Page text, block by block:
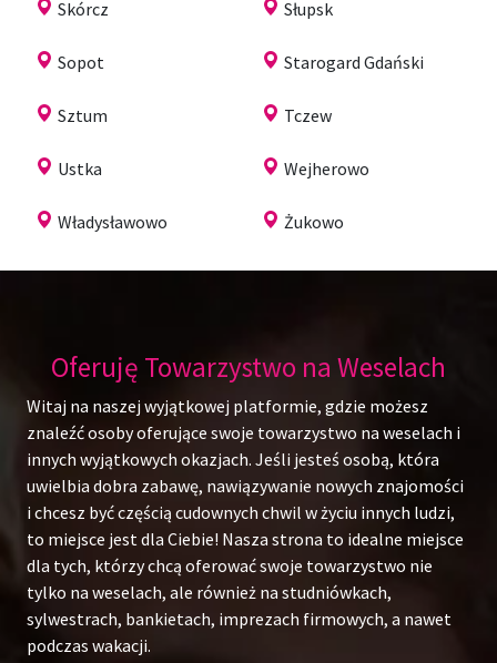
Skórcz Słupsk
Sopot Starogard Gdański
Sztum Tczew
Ustka Wejherowo
Władysławowo Żukowo
Oferuję Towarzystwo na Weselach
Witaj na naszej wyjątkowej platformie, gdzie możesz
znaleźć osoby oferujące swoje towarzystwo na weselach i
innych wyjątkowych okazjach. Jeśli jesteś osobą, która
uwielbia dobra zabawę, nawiązywanie nowych znajomości
i chcesz być częścią cudownych chwil w życiu innych ludzi,
to miejsce jest dla Ciebie! Nasza strona to idealne miejsce
dla tych, którzy chcą oferować swoje towarzystwo nie
tylko na weselach, ale również na studniówkach,
sylwestrach, bankietach, imprezach firmowych, a nawet
podczas wakacji.